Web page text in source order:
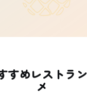
すめレストラ
メ